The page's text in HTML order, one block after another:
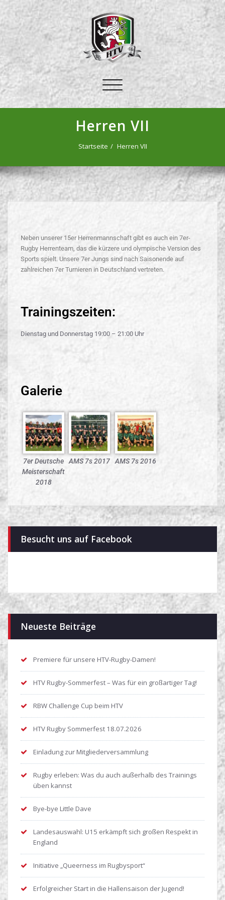
Schalte
Navigation
Herren VII
Startseite Herren VII
Neben unserer 15er Herrenmannschaft gibt es auch ein 7er-
Rugby Herrenteam, das die kürzere und olympische Version des
Sports spielt. Unsere 7er Jungs sind nach Saisonende auf
zahlreichen 7er Turnieren in Deutschland vertreten.
Trainingszeiten:
Dienstag und Donnerstag 19:00 – 21:00 Uhr
Galerie
7er Deutsche
Meisterschaft
2018
AMS 7s 2017 AMS 7s 2016
Besucht uns auf Facebook
Neueste Beiträge
Premiere für unsere HTV-Rugby-Damen!
HTV Rugby-Sommerfest – Was für ein großartiger Tag!
RBW Challenge Cup beim HTV
HTV Rugby Sommerfest 18.07.2026
Einladung zur Mitgliederversammlung
Rugby erleben: Was du auch außerhalb des Trainings
üben kannst
Bye-bye Little Dave
Landesauswahl: U15 erkämpft sich großen Respekt in
England
Initiative „Queerness im Rugbysport“
Erfolgreicher Start in die Hallensaison der Jugend!